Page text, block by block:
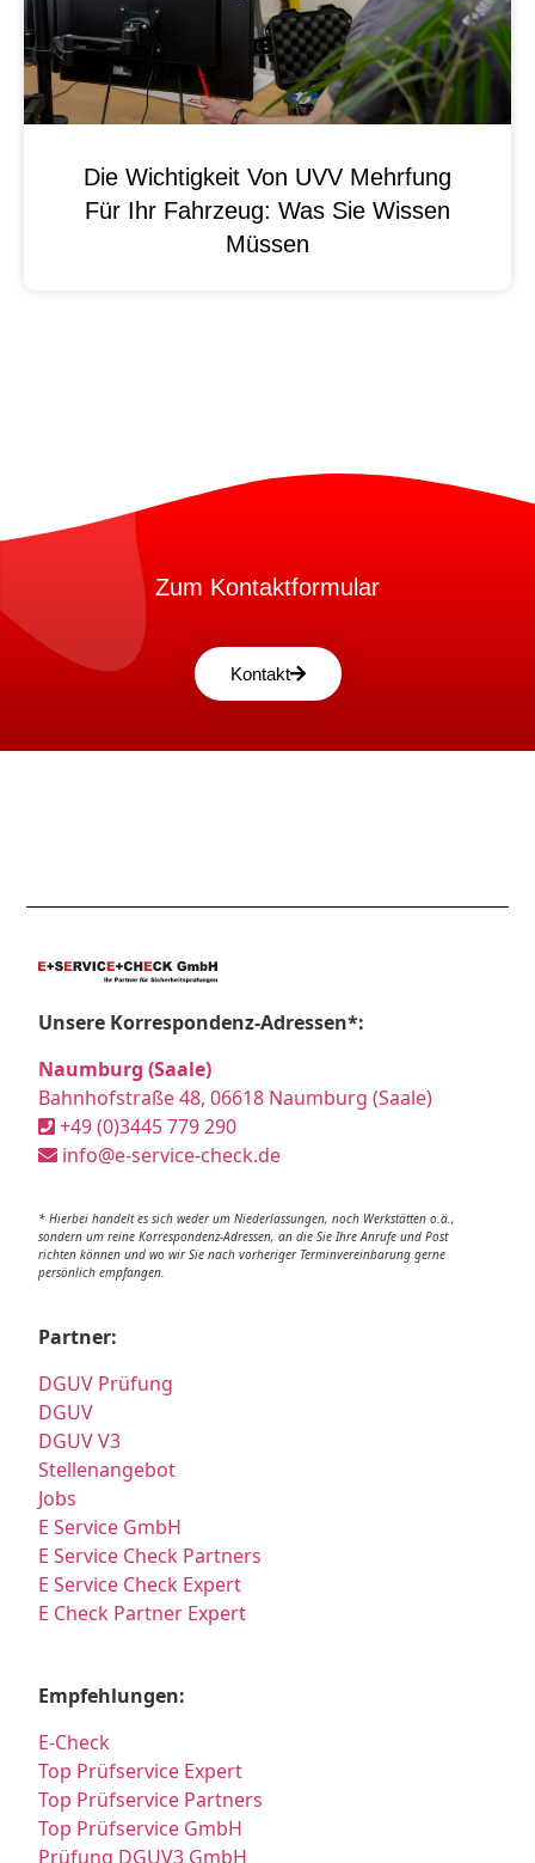
Die Wichtigkeit Von UVV Mehrfung
Für Ihr Fahrzeug: Was Sie Wissen
Müssen
Zum Kontaktformular
Kontakt
Unsere Korrespondenz-Adressen*:
Naumburg (Saale)
Bahnhofstraße 48, 06618 Naumburg (Saale)
+49 (0)3445 779 290
info@e-service-check.de
* Hierbei handelt es sich weder um Niederlassungen, noch Werkstätten o.ä.,
sondern um reine Korrespondenz-Adressen, an die Sie Ihre Anrufe und Post
richten können und wo wir Sie nach vorheriger Terminvereinbarung gerne
persönlich empfangen.
Partner:
DGUV Prüfung
DGUV
DGUV V3
Stellenangebot
Jobs
E Service GmbH
E Service Check Partners
E Service Check Expert
E Check Partner Expert
Empfehlungen:
E-Check
Top Prüfservice Expert
Top Prüfservice Partners
Top Prüfservice GmbH
Prüfung DGUV3 GmbH